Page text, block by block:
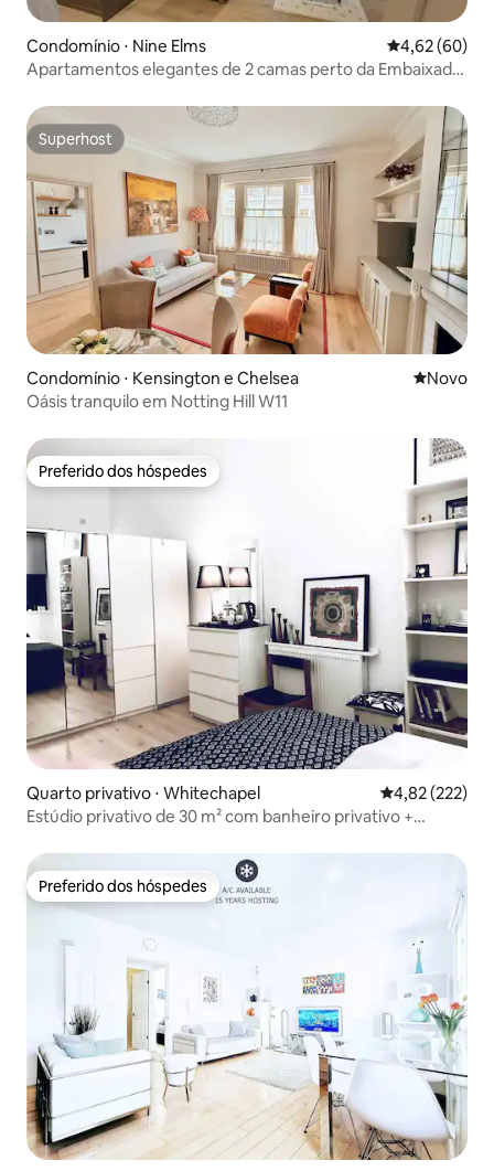
Condomínio ⋅ Nine Elms 4,62 de uma
4,62 (60)
Apartamentos elegantes de 2 camas perto da Embaixada
Superhost
Superhost
Condomínio ⋅ Kensington e Chelsea Novo
Novo
Oásis tranquilo em Notting Hill W11
Preferido dos hóspedes
Preferido dos hóspedes
Quarto privativo ⋅ Whitechapel 4,82 de uma
4,82 (222)
Estúdio privativo de 30 m² com banheiro privativo +
Preferido dos hóspedes
Preferido dos hóspedes